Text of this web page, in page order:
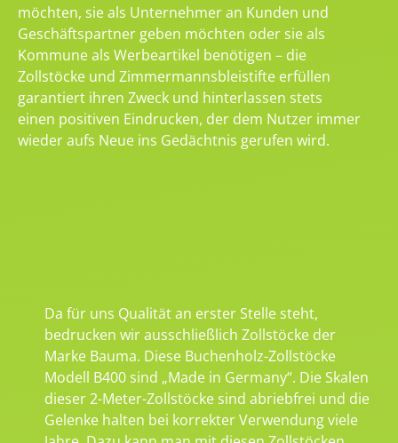
möchten, sie als Unternehmer an Kunden und
Geschäftspartner geben möchten oder sie als
Kommune als Werbeartikel benötigen – die
Zollstöcke und Zimmermannsbleistifte erfüllen
garantiert ihren Zweck und hinterlassen stets
einen positiven Eindrucken, der dem Nutzer immer
wieder aufs Neue ins Gedächtnis gerufen wird.
Da für uns Qualität an erster Stelle steht,
bedrucken wir ausschließlich Zollstöcke der
Marke Bauma. Diese Buchenholz-Zollstöcke
Modell B400 sind „Made in Germany“. Die Skalen
dieser 2-Meter-Zollstöcke sind abriebfrei und die
Gelenke halten bei korrekter Verwendung viele